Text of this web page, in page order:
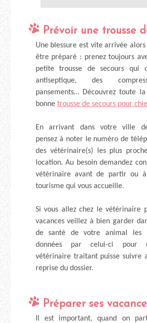
Prévoir une trousse
Une blessure est vite arrivée
être préparé : prenez toujours
petite trousse de secours qui
antiseptique, des
pansements… Découvrez toute
bonne trousse de secours pour
En arrivant dans votre ville
pensez à noter le numéro de
des vétérinaire(s) les plus
location. Au besoin demandez
vétérinaire avant de partir ou à
tourisme qui vous accueille.
Si vous allez chez le vétérinaire
vacances veillez à bien garder
de santé de votre animal les
données par celui-ci pour
vétérinaire traitant puisse suivre
reprise du dossier.
Préparer ses
Il est important, quand on